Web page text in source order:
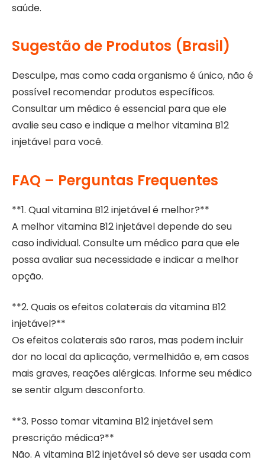
saúde.
Sugestão de Produtos (Brasil)
Desculpe, mas como cada organismo é único, não é
possível recomendar produtos específicos.
Consultar um médico é essencial para que ele
avalie seu caso e indique a melhor vitamina B12
injetável para você.
FAQ – Perguntas Frequentes
**1. Qual vitamina B12 injetável é melhor?**
A melhor vitamina B12 injetável depende do seu
caso individual. Consulte um médico para que ele
possa avaliar sua necessidade e indicar a melhor
opção.
**2. Quais os efeitos colaterais da vitamina B12
injetável?**
Os efeitos colaterais são raros, mas podem incluir
dor no local da aplicação, vermelhidão e, em casos
mais graves, reações alérgicas. Informe seu médico
se sentir algum desconforto.
**3. Posso tomar vitamina B12 injetável sem
prescrição médica?**
Não. A vitamina B12 injetável só deve ser usada com